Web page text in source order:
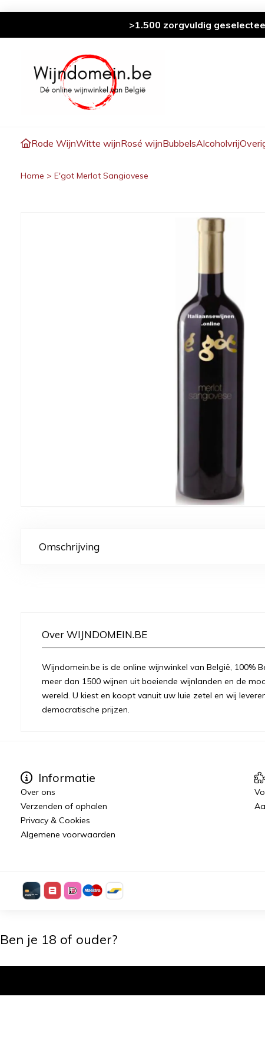
>1.500 zorgvuldig
Rode WijnWitte wijnRosé wijnBubbelsAlcoholvrij
Home > E'got Merlot Sangiovese
Omschrijving
Over WIJNDOMEIN.BE
Wijndomein.be is de online wijnwinkel van België, 100%
meer dan 1500 wijnen uit boeiende wijnlanden en de
wereld. U kiest en koopt vanuit uw luie zetel en wij
democratische prijzen.
Informatie
Over ons
Verzenden of ophalen
Privacy & Cookies
Algemene voorwaarden
Ben je 18 of ouder?